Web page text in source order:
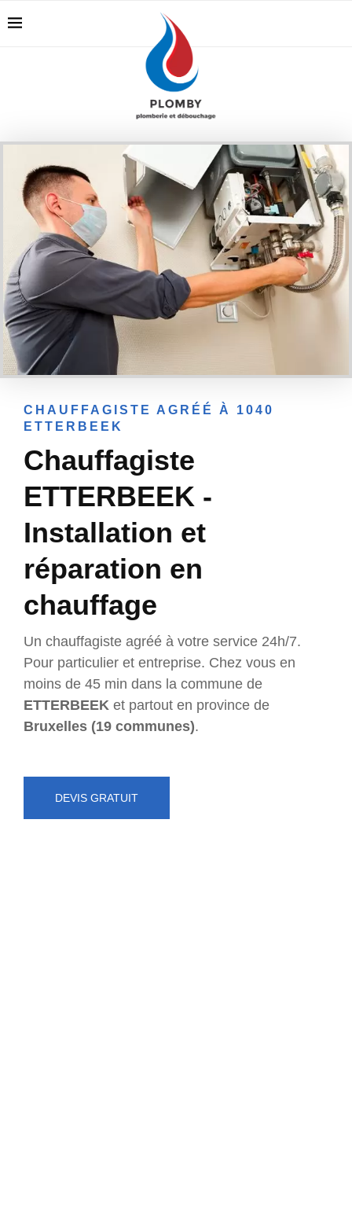
CHAUFFAGISTE AGRÉÉ À 1040
ETTERBEEK
Chauffagiste
ETTERBEEK -
Installation et
réparation en
chauffage
Un chauffagiste agréé à votre service 24h/7.
Pour particulier et entreprise. Chez vous en
moins de 45 min dans la commune de
ETTERBEEK et partout en province de
Bruxelles (19 communes).
DEVIS GRATUIT